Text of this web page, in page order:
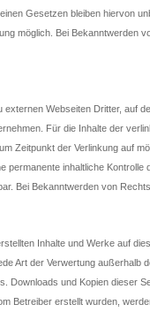
Gesetzen bleiben hiervon
möglich. Bei Bekanntwerden
externen Webseiten Dritter, auf
Für die Inhalte der
Zeitpunkt der Verlinkung auf
permanente inhaltliche
Bei Bekanntwerden von
Inhalte und Werke auf
Art der Verwertung
Downloads und Kopien dieser
Betreiber erstellt wurden,